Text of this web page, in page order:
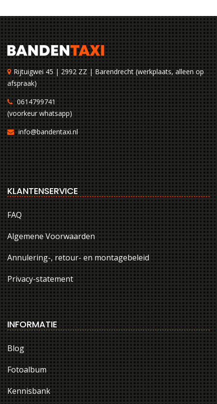
Rijtuigwei 45 | 2992 ZZ | Barendrecht (werkplaats, alleen op
afspraak)
0614799741
(voorkeur whatsapp)
info@bandentaxi.nl
KLANTENSERVICE
FAQ
Algemene Voorwaarden
Annulering-, retour- en montagebeleid
Privacy-statement
INFORMATIE
Blog
Fotoalbum
Kennisbank